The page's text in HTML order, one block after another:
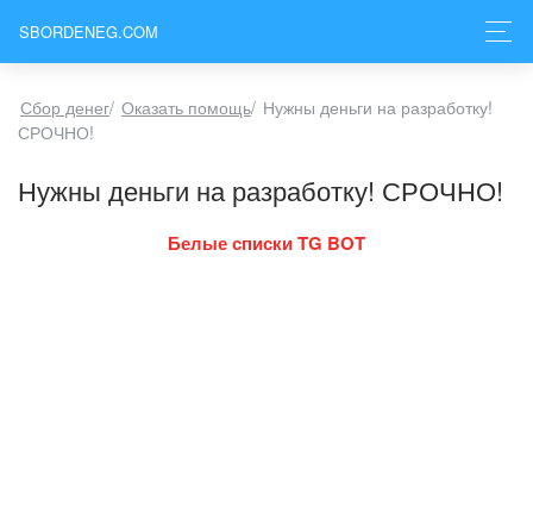
SBORDENEG.COM
Сбор денег/ Оказать помощь/ Нужны деньги на разработку!
СРОЧНО!
Нужны деньги на разработку! СРОЧНО!
Белые списки TG BOT